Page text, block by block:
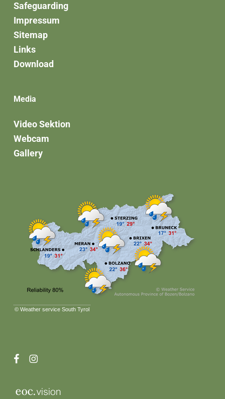
Safeguarding
Impressum
Sitemap
Links
Download
Media
Video Sektion
Webcam
Gallery
© Weather service South Tyrol
facebookinstagram